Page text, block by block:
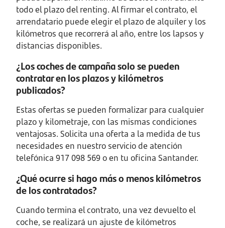
todo el plazo del renting. Al firmar el contrato, el
arrendatario puede elegir el plazo de alquiler y los
kilómetros que recorrerá al año, entre los lapsos y
distancias disponibles.
¿Los coches de campaña solo se pueden
contratar en los plazos y kilómetros
publicados?
Estas ofertas se pueden formalizar para cualquier
plazo y kilometraje, con las mismas condiciones
ventajosas. Solicita una oferta a la medida de tus
necesidades en nuestro servicio de atención
telefónica 917 098 569 o en tu oficina Santander.
¿Qué ocurre si hago más o menos kilómetros
de los contratados?
Cuando termina el contrato, una vez devuelto el
coche, se realizará un ajuste de kilómetros